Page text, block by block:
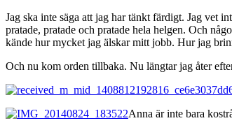
Jag ska inte säga att jag har tänkt färdigt. Jag vet
pratade, pratade och pratade hela helgen. Och
kände hur mycket jag älskar mitt jobb. Hur jag
Och nu kom orden tillbaka. Nu längtar jag åter
Anna är inte bara